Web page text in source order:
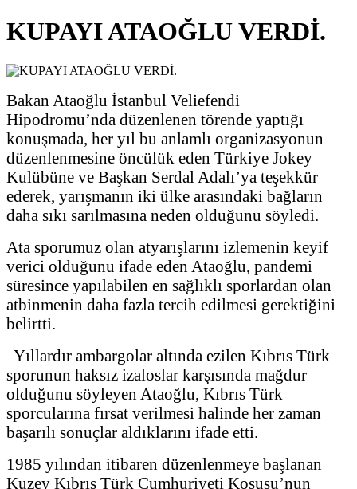
KUPAYI ATAOĞLU VERDİ.
Bakan Ataoğlu İstanbul Veliefendi
Hipodromu’nda düzenlenen törende yaptığı
konuşmada, her yıl bu anlamlı organizasyonun
düzenlenmesine öncülük eden Türkiye Jokey
Kulübüne ve Başkan Serdal Adalı’ya teşekkür
ederek, yarışmanın iki ülke arasındaki bağların
daha sıkı sarılmasına neden olduğunu söyledi.
Ata sporumuz olan atyarışlarını izlemenin keyif
verici olduğunu ifade eden Ataoğlu, pandemi
süresince yapılabilen en sağlıklı sporlardan olan
atbinmenin daha fazla tercih edilmesi gerektiğini
belirtti.
Yıllardır ambargolar altında ezilen Kıbrıs Türk
sporunun haksız izaloslar karşısında mağdur
olduğunu söyleyen Ataoğlu, Kıbrıs Türk
sporcularına fırsat verilmesi halinde her zaman
başarılı sonuçlar aldıklarını ifade etti.
1985 yılından itibaren düzenlenmeye başlanan
Kuzey Kıbrıs Türk Cumhuriyeti Koşusu’nun